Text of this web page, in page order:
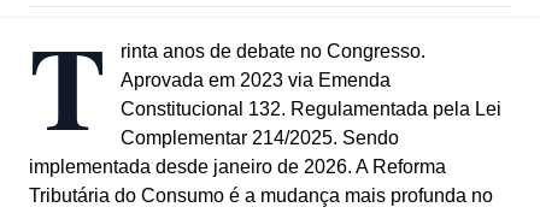
T
rinta anos de debate no Congresso.
Aprovada em 2023 via Emenda
Constitucional 132. Regulamentada pela Lei
Complementar 214/2025. Sendo
implementada desde janeiro de 2026. A Reforma
Tributária do Consumo é a mudança mais profunda no